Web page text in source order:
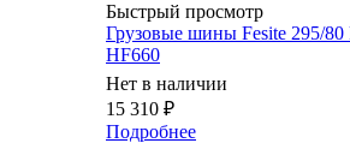
Быстрый просмотр
Грузовые шины Fesite 295/80
HF660
Нет в наличии
15 310 ₽
Подробнее